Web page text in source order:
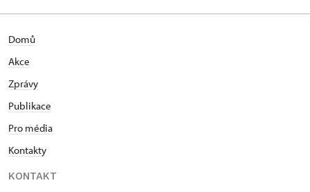
Domů
Akce
Zprávy
Publikace
Pro média
Kontakty
KONTAKT